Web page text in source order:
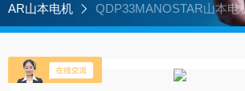
AR山本电机
QDP33MANOSTAR山本电